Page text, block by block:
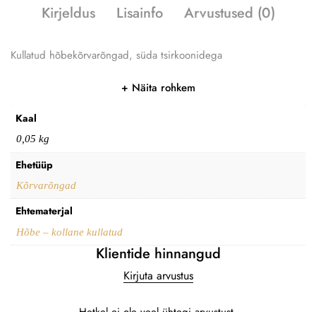
Kirjeldus Lisainfo Arvustused (0)
Kullatud hõbekõrvarõngad, süda tsirkoonidega
Näita rohkem
Kaal
0,05 kg
Ehetüüp
Kõrvarõngad
Ehtematerjal
Hõbe – kollane kullatud
Klientide hinnangud
Kirjuta arvustus